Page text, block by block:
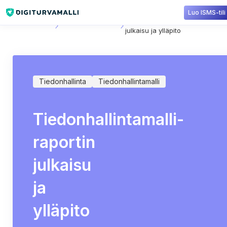
Luo ISMS-tili
Tiedonhallintamalli-raportin
julkaisu ja ylläpito
Tiedonhallinta Tiedonhallintamalli
Tiedonhallintamalli-
raportin
julkaisu
ja
ylläpito